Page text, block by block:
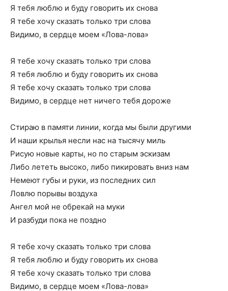
Я тебя люблю и буду говорить их снова
Я тебе хочу сказать только три слова
Видимо, в сердце моем «Лова-лова»
Я тебе хочу сказать только три слова
Я тебя люблю и буду говорить их снова
Я тебе хочу сказать только три слова
Видимо, в сердце нет ничего тебя дороже
Стираю в памяти линии, когда мы были другими
И наши крылья несли нас на тысячу миль
Рисую новые карты, но по старым эскизам
Либо лететь высоко, либо пикировать вниз нам
Немеют губы и руки, из последних сил
Ловлю порывы воздуха
Ангел мой не обрекай на муки
И разбуди пока не поздно
Я тебе хочу сказать только три слова
Я тебя люблю и буду говорить их снова
Я тебе хочу сказать только три слова
Видимо, в сердце моем «Лова-лова»